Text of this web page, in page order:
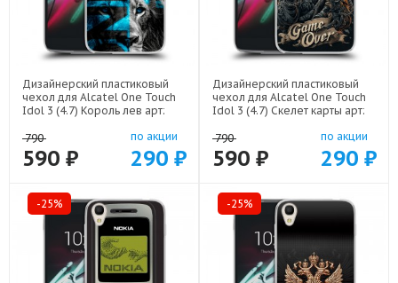
Дизайнерский пластиковый
чехол для Alcatel One Touch
Idol 3 (4.7) Король лев арт:
790
590 ₽
по акции
290 ₽
Дизайнерский пластиковый
чехол для Alcatel One Touch
Idol 3 (4.7) Скелет карты арт:
790
590 ₽
по акции
290 ₽
-25% -25%